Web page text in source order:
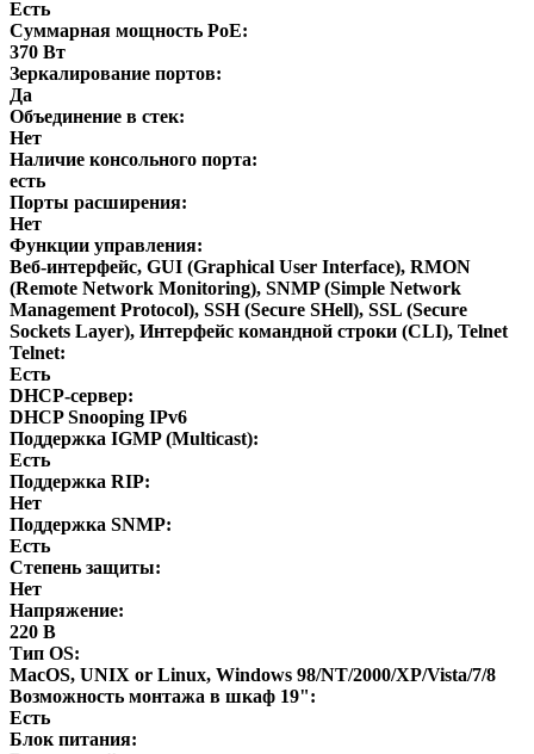
Есть
Суммарная мощность PoE:
370 Вт
Зеркалирование портов:
Да
Объединение в стек:
Нет
Наличие консольного порта:
есть
Порты расширения:
Нет
Функции управления:
Веб-интерфейс, GUI (Graphical User Interface), RMON
(Remote Network Monitoring), SNMP (Simple Network
Management Protocol), SSH (Secure SHell), SSL (Secure
Sockets Layer), Интерфейс командной строки (CLI), Telnet
Telnet:
Есть
DHCP-сервер:
DHCP Snooping IPv6
Поддержка IGMP (Multicast):
Есть
Поддержка RIP:
Нет
Поддержка SNMP:
Есть
Степень защиты:
Нет
Напряжение:
220 В
Тип OS:
MacOS, UNIX or Linux, Windows 98/NT/2000/XP/Vista/7/8
Возможность монтажа в шкаф 19":
Есть
Блок питания: